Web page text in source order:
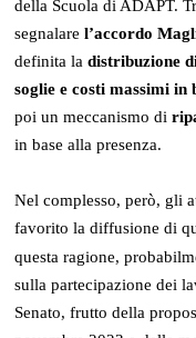
della Scuola di ADAPT.
segnalarel’accordo
definita ladistribuzione
soglie e costi massimi in
poi un meccanismo di
in base alla presenza.
Nel complesso, però, gli
favorito la diffusione di
questa ragione,
sulla partecipazione dei
Senato, frutto della